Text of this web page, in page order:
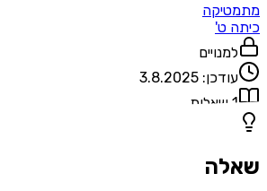
מתמטיקה
כיתה ט'
למנויים
עודכן: 3.8.2025
1 שאלות
שאלה